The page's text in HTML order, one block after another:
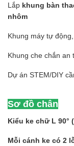
Lắp khung bàn
nhôm
Khung máy tự
Khung che chắn an
Dự án STEM/DIY
Sơ đồ chân
Kiểu ke chữ L 90°
Mỗi cánh ke có 2